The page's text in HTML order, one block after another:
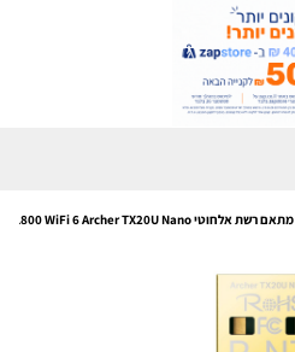
מתאם רשת אלחוטי TP-Link AX1800 WiFi 6 Archer TX20U Nano